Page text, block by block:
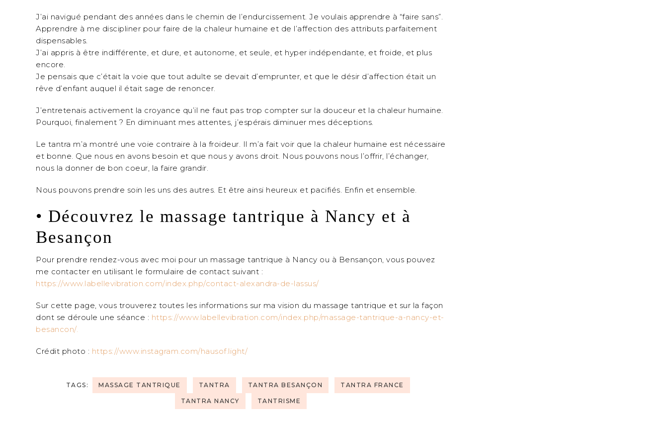
J’ai navigué pendant des années dans le chemin de l’endurcissement. Je voulais apprendre à “faire sans”.
Apprendre à me discipliner pour faire de la chaleur humaine et de l’affection des attributs parfaitement
dispensables.
J’ai appris à être indifférente, et dure, et autonome, et seule, et hyper indépendante, et froide, et plus
encore.
Je pensais que c’était la voie que tout adulte se devait d’emprunter, et que le désir d’affection était un
rêve d’enfant auquel il était sage de renoncer.
J’entretenais activement la croyance qu’il ne faut pas trop compter sur la douceur et la chaleur humaine.
Pourquoi, finalement ? En diminuant mes attentes, j’espérais diminuer mes déceptions.
Le tantra m’a montré une voie contraire à la froideur. Il m’a fait voir que la chaleur humaine est nécessaire
et bonne. Que nous en avons besoin et que nous y avons droit. Nous pouvons nous l’offrir, l’échanger,
nous la donner de bon coeur, la faire grandir.
Nous pouvons prendre soin les uns des autres. Et être ainsi heureux et pacifiés. Enfin et ensemble.
• Découvrez le massage tantrique à Nancy et à
Besançon
Pour prendre rendez-vous avec moi pour un massage tantrique à Nancy ou à Bensançon, vous pouvez
me contacter en utilisant le formulaire de contact suivant :
https://www.labellevibration.com/index.php/contact-alexandra-de-lassus/
Sur cette page, vous trouverez toutes les informations sur ma vision du massage tantrique et sur la façon
dont se déroule une séance : https://www.labellevibration.com/index.php/massage-tantrique-a-nancy-et-
besancon/.
Crédit photo : https://www.instagram.com/hausof.light/
TAGS: MASSAGE TANTRIQUE TANTRA TANTRA BESANÇON TANTRA FRANCE
TANTRA NANCY TANTRISME